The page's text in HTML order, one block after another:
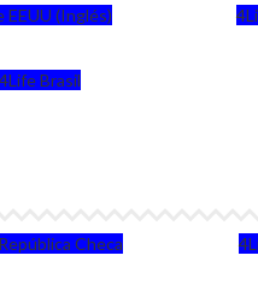
EEUU (Inglés)
4Life Brasil
Checa